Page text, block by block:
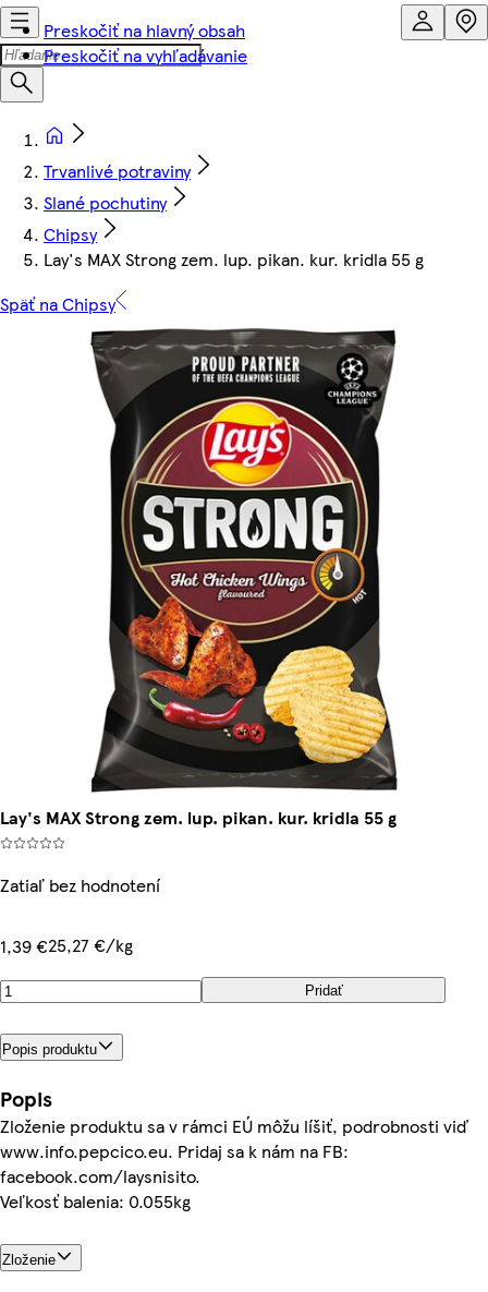
Preskočiť na hlavný obsah
Preskočiť na vyhľadávanie
Trvanlivé potraviny
Slané pochutiny
Chipsy
Lay's MAX Strong zem. lup. pikan. kur. kridla 55 g
Späť na Chipsy
Lay's MAX Strong zem. lup. pikan. kur. kridla 55 g
Zatiaľ bez hodnotení
1,39 €25,27 €/kg
Pridať
Popis produktu
Popis
Zloženie produktu sa v rámci EÚ môžu líšiť, podrobnosti viď
www.info.pepcico.eu. Pridaj sa k nám na FB:
facebook.com/laysnisito.
Veľkosť balenia: 0.055kg
Zloženie